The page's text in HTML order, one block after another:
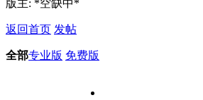
版主: *空缺中*
返回首页 发帖
全部专业版 免费版